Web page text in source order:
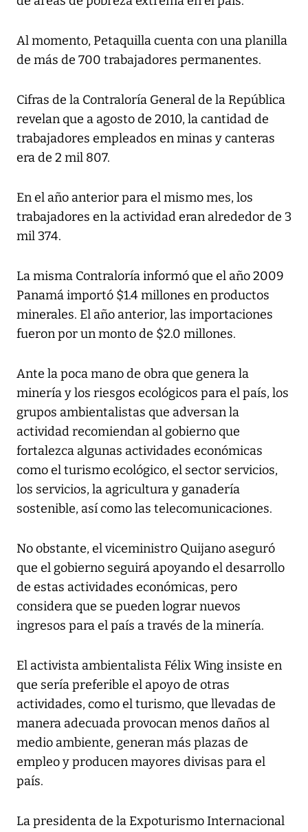
Al momento, Petaquilla cuenta con una planilla
de más de 700 trabajadores permanentes.
Cifras de la Contraloría General de la República
revelan que a agosto de 2010, la cantidad de
trabajadores empleados en minas y canteras
era de 2 mil 807.
En el año anterior para el mismo mes, los
trabajadores en la actividad eran alrededor de 3
mil 374.
La misma Contraloría informó que el año 2009
Panamá importó $1.4 millones en productos
minerales. El año anterior, las importaciones
fueron por un monto de $2.0 millones.
Ante la poca mano de obra que genera la
minería y los riesgos ecológicos para el país, los
grupos ambientalistas que adversan la
actividad recomiendan al gobierno que
fortalezca algunas actividades económicas
como el turismo ecológico, el sector servicios,
los servicios, la agricultura y ganadería
sostenible, así como las telecomunicaciones.
No obstante, el viceministro Quijano aseguró
que el gobierno seguirá apoyando el desarrollo
de estas actividades económicas, pero
considera que se pueden lograr nuevos
ingresos para el país a través de la minería.
El activista ambientalista Félix Wing insiste en
que sería preferible el apoyo de otras
actividades, como el turismo, que llevadas de
manera adecuada provocan menos daños al
medio ambiente, generan más plazas de
empleo y producen mayores divisas para el
país.
La presidenta de la Expoturismo Internacional